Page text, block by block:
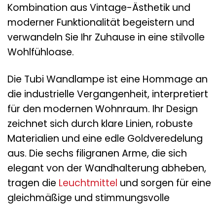
Kombination aus Vintage-Ästhetik und
moderner Funktionalität begeistern und
verwandeln Sie Ihr Zuhause in eine stilvolle
Wohlfühloase.
Die Tubi Wandlampe ist eine Hommage an
die industrielle Vergangenheit, interpretiert
für den modernen Wohnraum. Ihr Design
zeichnet sich durch klare Linien, robuste
Materialien und eine edle Goldveredelung
aus. Die sechs filigranen Arme, die sich
elegant von der Wandhalterung abheben,
tragen die Leuchtmittel und sorgen für eine
gleichmäßige und stimmungsvolle